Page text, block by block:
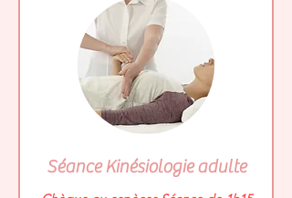
Séance Kinésiologie adulte